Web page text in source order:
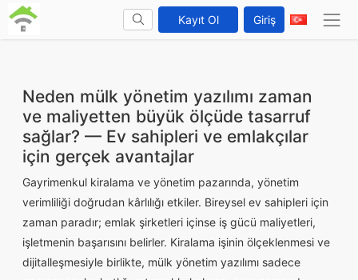
Kayıt Ol Giriş
Neden mülk yönetim yazılımı zaman
ve maliyetten büyük ölçüde tasarruf
sağlar? — Ev sahipleri ve emlakçılar
için gerçek avantajlar
Gayrimenkul kiralama ve yönetim pazarında, yönetim
verimliliği doğrudan kârlılığı etkiler. Bireysel ev sahipleri için
zaman paradır; emlak şirketleri içinse iş gücü maliyetleri,
işletmenin başarısını belirler. Kiralama işinin ölçeklenmesi ve
dijitalleşmesiyle birlikte, mülk yönetim yazılımı sadece